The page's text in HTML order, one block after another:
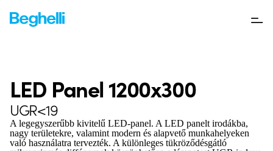
LED Panel 1200x300
UGR<19
A legegyszerűbb kivitelű LED-panel. A LED panelt irodákba,
nagy területekre, valamint modern és alapvető munkahelyeken
való használatra tervezték. A különleges tükröződésgátló